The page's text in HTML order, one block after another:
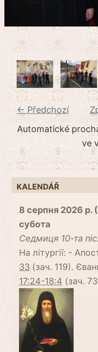
← Předchozí
Automatické
ve
KALENDÁŘ
8 серпня 2026 р.
субота
Cедмиця 10-та
На літургії: -
33 (зач. 119).
17:24-18:4 (зач.